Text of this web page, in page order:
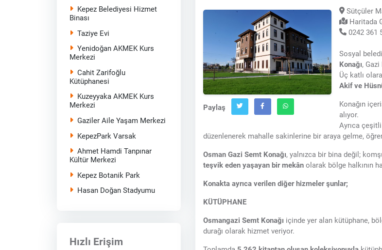
Kepez Belediyesi Hizmet
Binası
Taziye Evi
Yenidoğan AKMEK Kurs
Merkezi
Cahit Zarifoğlu
Kütüphanesi
Kuzeyyaka AKMEK Kurs
Merkezi
Gaziler Aile Yaşam Merkezi
KepezPark Varsak
Ahmet Hamdi Tanpınar
Kültür Merkezi
Kepez Botanik Park
Hasan Doğan Stadyumu
Hızlı Erişim
Paylaş
Sütçüler
Haritada
0242 361
Sosyal
Konağı,
Üç katlı
Akif ve
Konağın
alıyor.
Ayrıca
düzenlenerek mahalle sakinlerine bir araya gelme,
Osman Gazi Semt Konağı, yalnızca bir bina değil;
teşvik eden yaşayan bir mekân olarak bölge halkının
Konakta ayrıca verilen diğer hizmeler şunlar;
KÜTÜPHANE
Osmangazi Semt Konağı içinde yer alan kütüphane,
durağı olarak hizmet veriyor.